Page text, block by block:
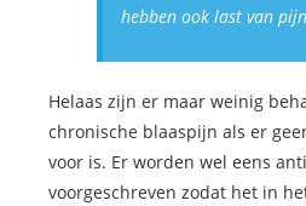
hebben ook last van
Helaas zijn er maar weinig
chronische blaaspijn als er
voor is. Er worden wel eens
voorgeschreven zodat het in